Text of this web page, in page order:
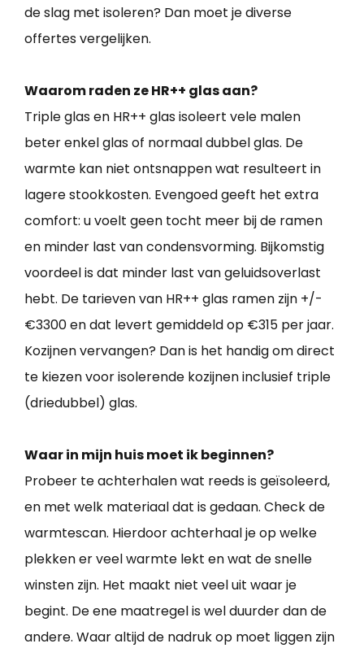
de slag met isoleren? Dan moet je diverse
offertes vergelijken.
Waarom raden ze HR++ glas aan?
Triple glas en HR++ glas isoleert vele malen
beter enkel glas of normaal dubbel glas. De
warmte kan niet ontsnappen wat resulteert in
lagere stookkosten. Evengoed geeft het extra
comfort: u voelt geen tocht meer bij de ramen
en minder last van condensvorming. Bijkomstig
voordeel is dat minder last van geluidsoverlast
hebt. De tarieven van HR++ glas ramen zijn +/-
€3300 en dat levert gemiddeld op €315 per jaar.
Kozijnen vervangen? Dan is het handig om direct
te kiezen voor isolerende kozijnen inclusief triple
(driedubbel) glas.
Waar in mijn huis moet ik beginnen?
Probeer te achterhalen wat reeds is geïsoleerd,
en met welk materiaal dat is gedaan. Check de
warmtescan. Hierdoor achterhaal je op welke
plekken er veel warmte lekt en wat de snelle
winsten zijn. Het maakt niet veel uit waar je
begint. De ene maatregel is wel duurder dan de
andere. Waar altijd de nadruk op moet liggen zijn